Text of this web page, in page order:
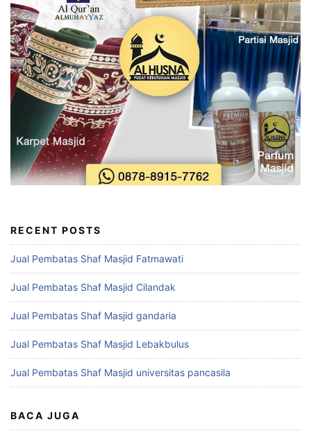
RECENT POSTS
Jual Pembatas Shaf Masjid Fatmawati
Jual Pembatas Shaf Masjid Cilandak
Jual Pembatas Shaf Masjid gandaria
Jual Pembatas Shaf Masjid Lebakbulus
Jual Pembatas Shaf Masjid universitas pancasila
BACA JUGA